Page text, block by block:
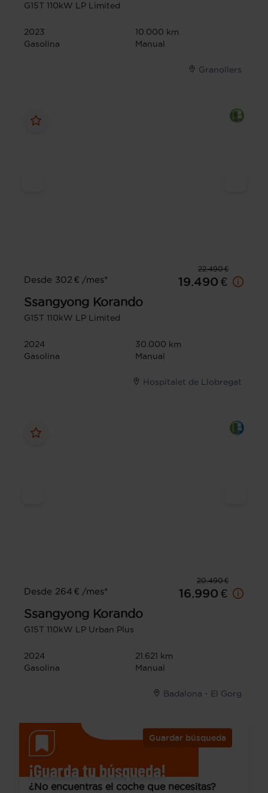
G15T 110kW LP Limited
2023
10.000 km
Gasolina
Manual
Granollers
22.490 €
Desde 302 € /mes*
19.490 €
Ssangyong Korando
G15T 110kW LP Limited
2024
30.000 km
Gasolina
Manual
Hospitalet de Llobregat
20.490 €
Desde 264 € /mes*
16.990 €
Ssangyong Korando
G15T 110kW LP Urban Plus
2024
21.621 km
Gasolina
Manual
Badalona - El Gorg
Guardar búsqueda
¡Guarda tu búsqueda!
¿No encuentras el coche que necesitas?